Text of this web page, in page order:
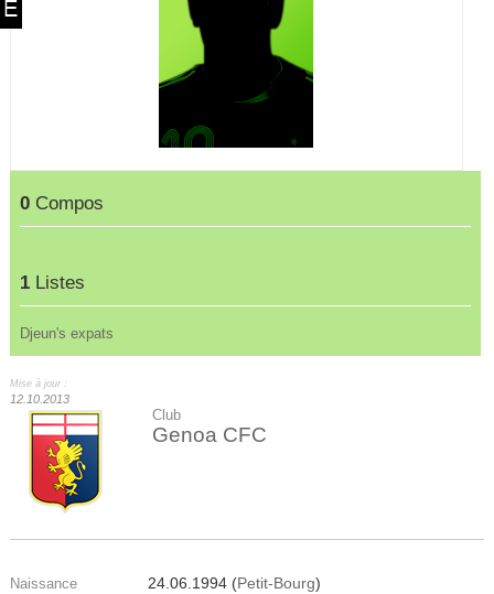
0 Compos
1 Listes
Djeun's expats
Mise à jour :
12.10.2013
Club
Genoa CFC
Naissance 24.06.1994 (Petit-Bourg)